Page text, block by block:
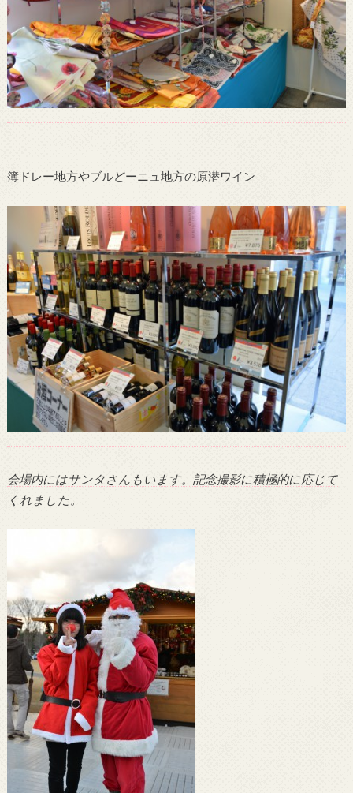
簿ドレー地方やブルどーニュ地方の原潜ワイン
会場内にはサンタさんもいます。記念撮影に積極的に応じて
くれました。